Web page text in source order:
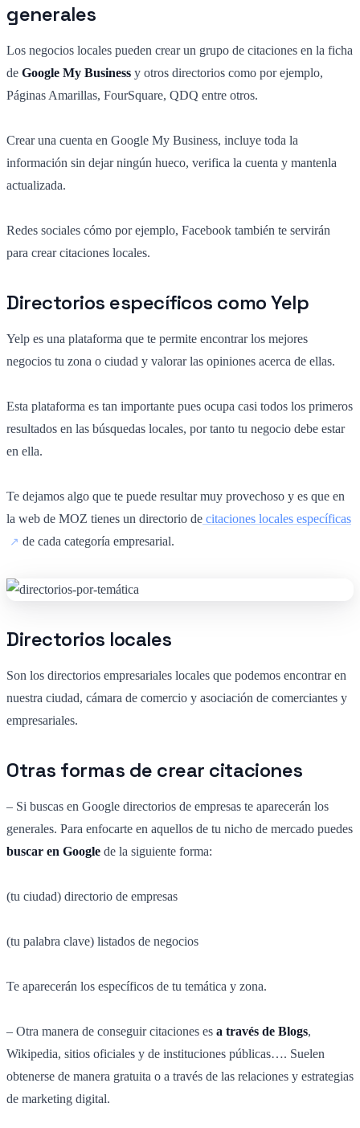
generales
Los negocios locales pueden crear un grupo de citaciones en la ficha
de Google My Business y otros directorios como por ejemplo,
Páginas Amarillas, FourSquare, QDQ entre otros.
Crear una cuenta en Google My Business, incluye toda la
información sin dejar ningún hueco, verifica la cuenta y mantenla
actualizada.
Redes sociales cómo por ejemplo, Facebook también te servirán
para crear citaciones locales.
Directorios específicos como Yelp
Yelp es una plataforma que te permite encontrar los mejores
negocios tu zona o ciudad y valorar las opiniones acerca de ellas.
Esta plataforma es tan importante pues ocupa casi todos los primeros
resultados en las búsquedas locales, por tanto tu negocio debe estar
en ella.
Te dejamos algo que te puede resultar muy provechoso y es que en
la web de MOZ tienes un directorio de citaciones locales específicas
de cada categoría empresarial.
Directorios locales
Son los directorios empresariales locales que podemos encontrar en
nuestra ciudad, cámara de comercio y asociación de comerciantes y
empresariales.
Otras formas de crear citaciones
– Si buscas en Google directorios de empresas te aparecerán los
generales. Para enfocarte en aquellos de tu nicho de mercado puedes
buscar en Google de la siguiente forma:
(tu ciudad) directorio de empresas
(tu palabra clave) listados de negocios
Te aparecerán los específicos de tu temática y zona.
– Otra manera de conseguir citaciones es a través de Blogs,
Wikipedia, sitios oficiales y de instituciones públicas…. Suelen
obtenerse de manera gratuita o a través de las relaciones y estrategias
de marketing digital.